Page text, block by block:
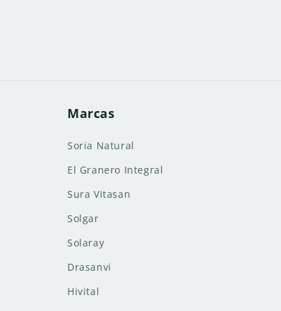
Marcas
Soria Natural
El Granero Integral
Sura Vitasan
Solgar
Solaray
Drasanvi
Hivital